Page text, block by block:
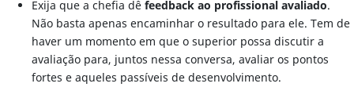
Exija que a chefia dêfeedback ao profissional avaliado.
Não basta apenas encaminhar o resultado para ele. Tem de
haver um momento em que o superior possa discutir a
avaliação para, juntos nessa conversa, avaliar os pontos
fortes e aqueles passíveis de desenvolvimento.